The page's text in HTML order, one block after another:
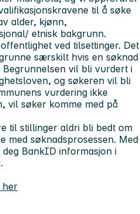
til å søke
alder, kjønn,
etnisk bakgrunn.
ved tilsettinger. Det
særskilt hvis en søknad
vil bli vurdert i
og søkeren vil bli
vurdering ikke
vil søker komme med på
til stillinger aldri bli bedt om
med søknadsprosessen. Med
BankID informasjon i
her